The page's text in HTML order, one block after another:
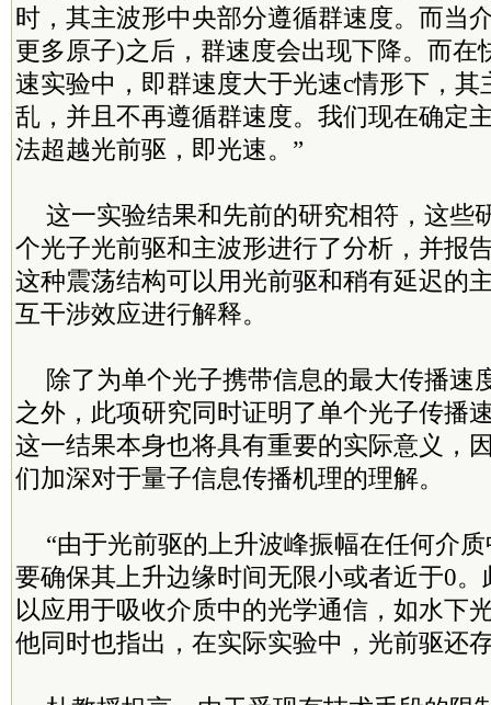
时，其主波形中央部分遵循群速度。而当
更多原子)之后，群速度会出现下降。而在
速实验中，即群速度大于光速c情形下，其
乱，并且不再遵循群速度。我们现在确定
法超越光前驱，即光速。”
这一实验结果和先前的研究相符，这些
个光子光前驱和主波形进行了分析，并报
这种震荡结构可以用光前驱和稍有延迟的
互干涉效应进行解释。
除了为单个光子携带信息的最大传播速
之外，此项研究同时证明了单个光子传播
这一结果本身也将具有重要的实际意义，
们加深对于量子信息传播机理的理解。
“由于光前驱的上升波峰振幅在任何介
要确保其上升边缘时间无限小或者近于0
以应用于吸收介质中的光学通信，如水下
他同时也指出，在实际实验中，光前驱还